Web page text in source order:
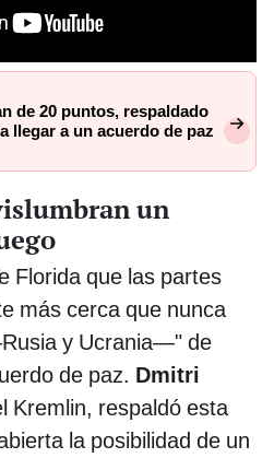
de 20 puntos, respaldado
llegar a un acuerdo de paz
un
Florida que las partes
más cerca que nunca
y Ucrania—" de
de paz. Dmitri
Kremlin, respaldó esta
la posibilidad de un